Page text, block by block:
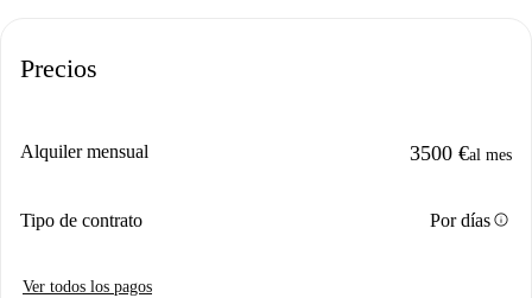
Precios
Alquiler mensual 3500 €al mes
Tipo de contrato Por díasinfo
Ver todos los pagos